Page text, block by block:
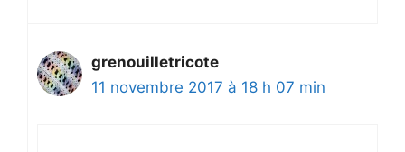
grenouilletricote
11 novembre 2017 à 18 h 07 min